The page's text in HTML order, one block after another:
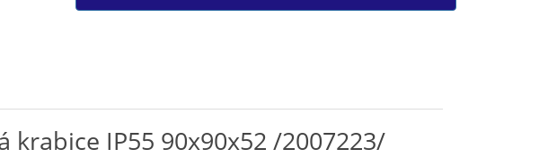
krabice IP55 90x90x52 /2007223/